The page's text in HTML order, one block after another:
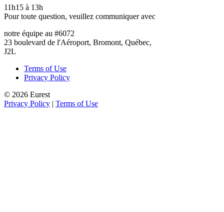
11h15 à 13h
Pour toute question, veuillez communiquer avec
notre équipe au #6072
23 boulevard de l'Aéroport, Bromont, Québec,
J2L
Terms of Use
Privacy Policy
© 2026 Eurest
Privacy Policy | Terms of Use